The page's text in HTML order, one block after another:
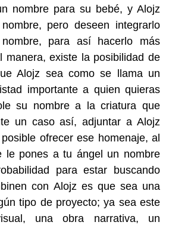
nombre para su bebé, y Alojz
pero deseen integrarlo
para así hacerlo más
manera, existe la posibilidad de
Alojz sea como se llama un
importante a quien quieras
su nombre a la criatura que
un caso así, adjuntar a Alojz
ofrecer ese homenaje, al
le pones a tu ángel un nombre
para estar buscando
con Alojz es que sea una
tipo de proyecto; ya sea este
una obra narrativa, un